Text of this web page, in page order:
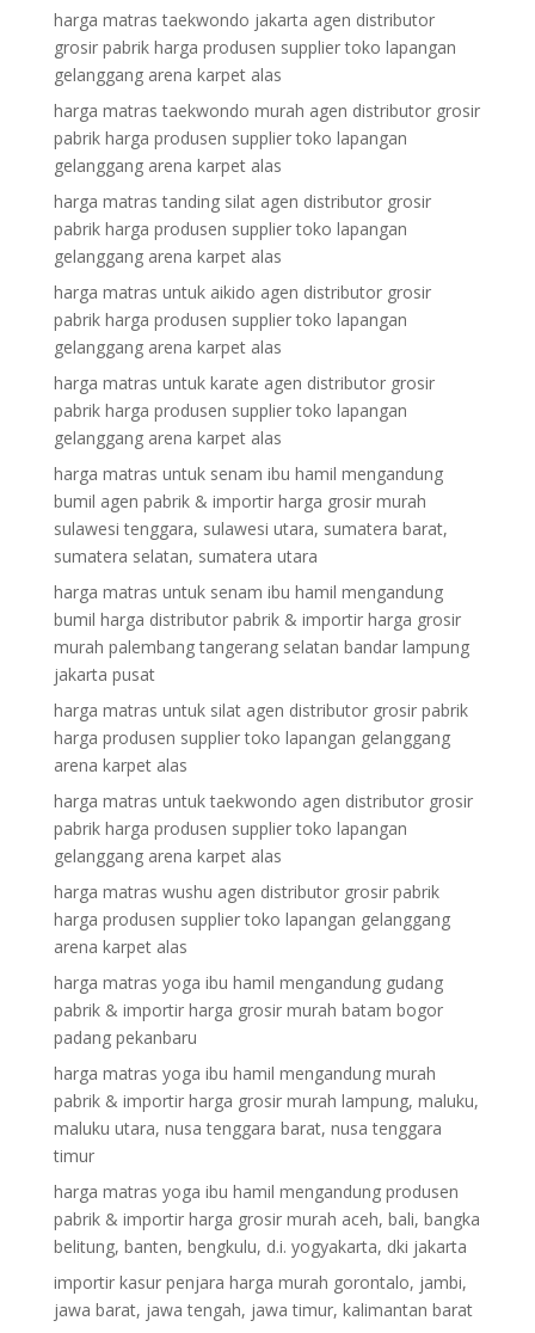
harga matras taekwondo jakarta agen distributor
grosir pabrik harga produsen supplier toko lapangan
gelanggang arena karpet alas
harga matras taekwondo murah agen distributor grosir
pabrik harga produsen supplier toko lapangan
gelanggang arena karpet alas
harga matras tanding silat agen distributor grosir
pabrik harga produsen supplier toko lapangan
gelanggang arena karpet alas
harga matras untuk aikido agen distributor grosir
pabrik harga produsen supplier toko lapangan
gelanggang arena karpet alas
harga matras untuk karate agen distributor grosir
pabrik harga produsen supplier toko lapangan
gelanggang arena karpet alas
harga matras untuk senam ibu hamil mengandung
bumil agen pabrik & importir harga grosir murah
sulawesi tenggara, sulawesi utara, sumatera barat,
sumatera selatan, sumatera utara
harga matras untuk senam ibu hamil mengandung
bumil harga distributor pabrik & importir harga grosir
murah palembang tangerang selatan bandar lampung
jakarta pusat
harga matras untuk silat agen distributor grosir pabrik
harga produsen supplier toko lapangan gelanggang
arena karpet alas
harga matras untuk taekwondo agen distributor grosir
pabrik harga produsen supplier toko lapangan
gelanggang arena karpet alas
harga matras wushu agen distributor grosir pabrik
harga produsen supplier toko lapangan gelanggang
arena karpet alas
harga matras yoga ibu hamil mengandung gudang
pabrik & importir harga grosir murah batam bogor
padang pekanbaru
harga matras yoga ibu hamil mengandung murah
pabrik & importir harga grosir murah lampung, maluku,
maluku utara, nusa tenggara barat, nusa tenggara
timur
harga matras yoga ibu hamil mengandung produsen
pabrik & importir harga grosir murah aceh, bali, bangka
belitung, banten, bengkulu, d.i. yogyakarta, dki jakarta
importir kasur penjara harga murah gorontalo, jambi,
jawa barat, jawa tengah, jawa timur, kalimantan barat